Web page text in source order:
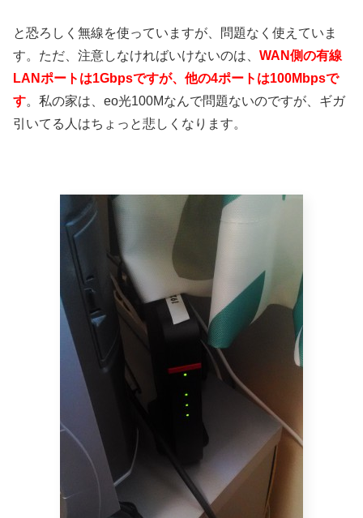
と恐ろしく無線を使っていますが、問題なく使えていま
す。ただ、注意しなければいけないのは、 WAN側の有線
LANポートは1Gbpsですが、他の4ポートは100Mbpsで
す。私の家は、eo光100Mなんで問題ないのですが、ギガ
引いてる人はちょっと悲しくなります。